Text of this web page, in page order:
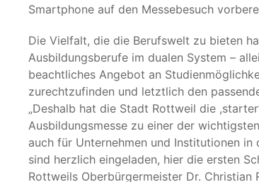
Smartphone auf den Messebesuch
Die Vielfalt, die die Berufswelt zu bieten
Ausbildungsberufe im dualen System –
beachtliches Angebot an
zurechtzufinden und letztlich den
„Deshalb hat die Stadt Rottweil die
Ausbildungsmesse zu einer der
auch für Unternehmen und Institutionen
sind herzlich eingeladen, hier die ersten
Rottweils Oberbürgermeister Dr. Christian